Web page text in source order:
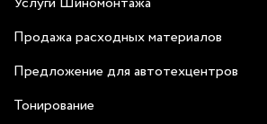
Продажа расходных материалов
Предложение для автотехцентров
Тонирование